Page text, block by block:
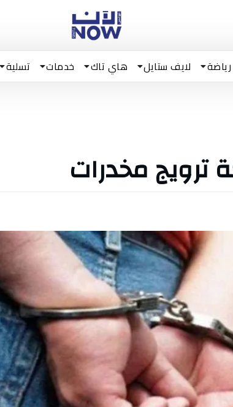
رياضة لايف ستايل هاي تاك خدمات تسلية
مخدرات